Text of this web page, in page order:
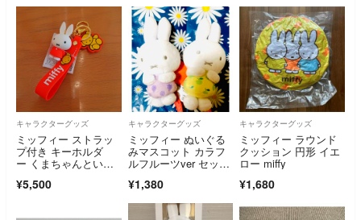
キャラクターグッズ
ミッフィー ストラッ
プ付き キーホルダ
ー くまちゃんといっ
¥5,500
キャラクターグッズ
ミッフィー ぬいぐる
みマスコット カラフ
ルフルーツver セッ
¥1,380
キャラクターグッズ
ミッフィー ラウンド
クッション 円形 イエ
ロー miffy
¥1,680